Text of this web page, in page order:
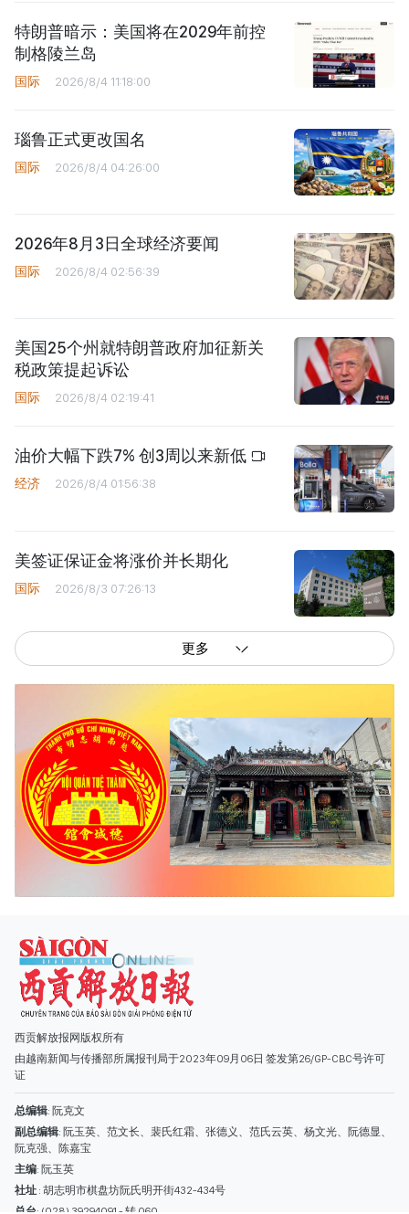
特朗普暗示：美国将在2029年前控
制格陵兰岛
国际 2026/8/4 11:18:00
瑙鲁正式更改国名
国际 2026/8/4 04:26:00
2026年8月3日全球经济要闻
国际 2026/8/4 02:56:39
美国25个州就特朗普政府加征新关
税政策提起诉讼
国际 2026/8/4 02:19:41
油价大幅下跌7% 创3周以来新低
经济 2026/8/4 01:56:38
美签证保证金将涨价并长期化
国际 2026/8/3 07:26:13
更多
西贡解放报网版权所有
由越南新闻与传播部所属报刊局于2023年09月06日 签发第26/GP-CBC号许可
副总编辑: 阮玉英、范文长、裴氏红霜、张德义、范氏云英、杨文光、阮德显、
阮克强、陈嘉宝
主编: 阮玉英
社址: 胡志明市棋盘坊阮氏明开街432-434号
总台: (028) 39294091 - 转 060
热线: 096.558.1888
编辑部: (028) 39294092 - 转 060
电子信箱
广告部
(028) 38334185
quangcaohoavan09@gmail.com;